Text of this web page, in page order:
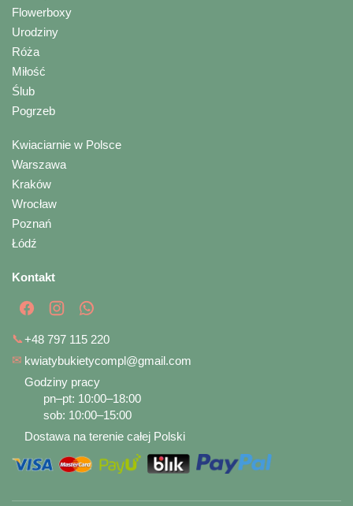
Flowerboxy
Urodziny
Róża
Miłość
Ślub
Pogrzeb
Kwiaciarnie w Polsce
Warszawa
Kraków
Wrocław
Poznań
Łódź
Kontakt
📞+48 797 115 220
✉ kwiatybukietycompl@gmail.com
Godziny pracy
pn–pt: 10:00–18:00
sob: 10:00–15:00
Dostawa na terenie całej Polski